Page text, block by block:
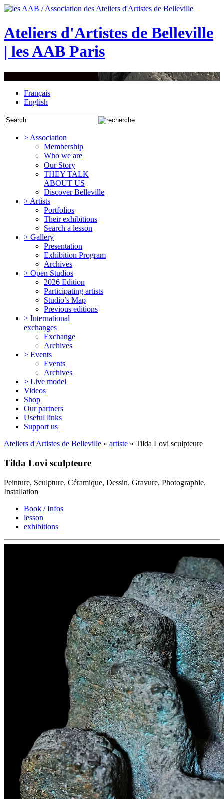
Ateliers d'Artistes de Belleville
| les AAB Paris
Français
English
> Association
Membership
Who we are
Our Story
THEY TALK
ABOUT US
Discover Belleville
> Artists
Portfolios
Their exhibitions
Search a lesson
> Gallery
Presentation
Exhibition Program
Archives
> Open Studios
2026 Edition
Participating artists
Studio’s Map
Previous editions
> International
exchanges
Exchange
Archives
> Events
Events
Archives
> Live model
Videos
Shop
Our partners
Useful links
Support us
Ateliers d'Artistes de Belleville » artiste » Tilda Lovi sculpteure
Tilda Lovi sculpteure
Peinture, Sculpture, Céramique, Dessin, Gravure, Photographie,
Installation
Book / Infos
lesson
exhibitions